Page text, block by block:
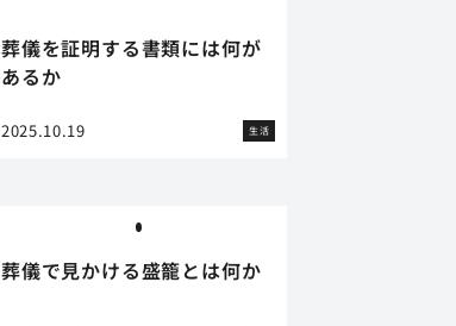
葬儀を証明する書類には何が
あるか
2025.10.19 生活
葬儀で見かける盛籠とは何か